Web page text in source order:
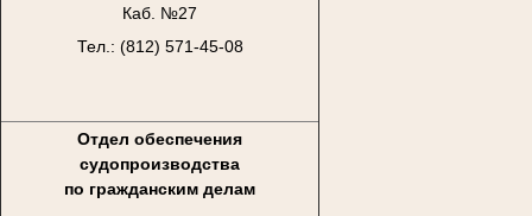
Каб. №27
Тел.: (812) 571-45-08
Отдел обеспечения
судопроизводства
по гражданским делам